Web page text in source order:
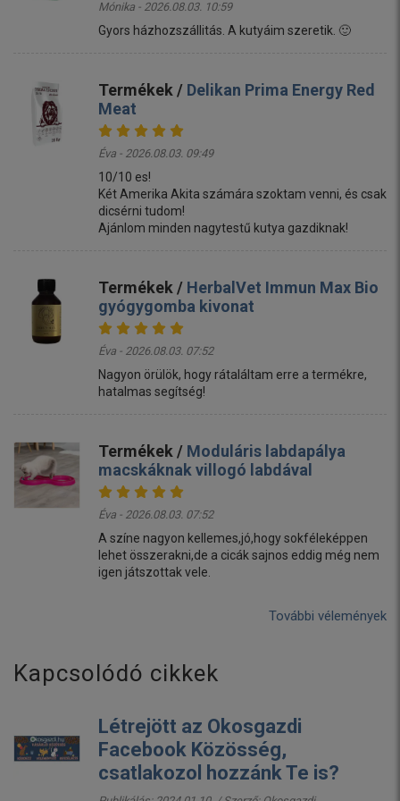
Mónika - 2026.08.03. 10:59
Gyors házhozszállitás. A kutyáim szeretik. 🙂
Termékek / Delikan Prima Energy Red
Meat
Éva - 2026.08.03. 09:49
10/10 es!
Két Amerika Akita számára szoktam venni, és csak
dicsérni tudom!
Ajánlom minden nagytestű kutya gazdiknak!
Termékek / HerbalVet Immun Max Bio
gyógygomba kivonat
Éva - 2026.08.03. 07:52
Nagyon örülök, hogy rátaláltam erre a termékre,
hatalmas segítség!
Termékek / Moduláris labdapálya
macskáknak villogó labdával
Éva - 2026.08.03. 07:52
A színe nagyon kellemes,jó,hogy sokféleképpen
lehet összerakni,de a cicák sajnos eddig még nem
igen játszottak vele.
További vélemények
Kapcsolódó cikkek
Létrejött az Okosgazdi
Facebook Közösség,
csatlakozol hozzánk Te is?